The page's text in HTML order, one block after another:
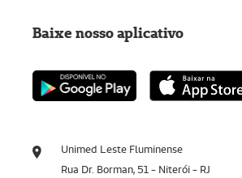
Unimed Leste Fluminense
Rua Dr. Borman, 51 - Niterói - RJ
Baixe nosso aplicativo